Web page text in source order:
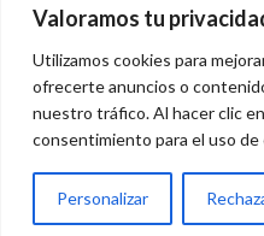
Valoramos tu
Utilizamos cookies para
ofrecerte anuncios o
nuestro tráfico. Al hacer clic
consentimiento para el uso de
Personalizar
Sube a tres la cifra de
Giovanni Alarcón M. viernes